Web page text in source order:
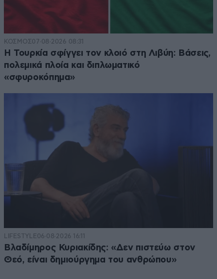
ΚΟΣΜΟΣ07·08·2026 08:31
Η Τουρκία σφίγγει τον κλοιό στη Λιβύη: Βάσεις,
πολεμικά πλοία και διπλωματικό
«σφυροκόπημα»
LIFESTYLE06·08·2026 16:11
Βλαδίμηρος Κυριακίδης: «Δεν πιστεύω στον
Θεό, είναι δημιούργημα του ανθρώπου»